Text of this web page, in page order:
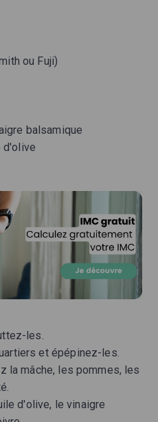
ou Fuji)
balsamique
d'olive
les.
et épépinez-les.
la mâche, les pommes, les
d'olive, le vinaigre